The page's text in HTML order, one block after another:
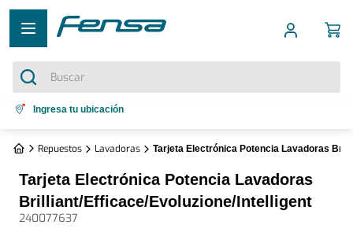
Buscar
Términos más buscados
bottom freezer
4. refrigerador no frost
Ingresa tu ubicación
Repuestos Lavadoras Tarjeta Electrónica Potencia Lavadoras
Tarjeta Electrónica Potencia Lavadoras
Brilliant/Efficace/Evoluzione/Intelligent
240077637